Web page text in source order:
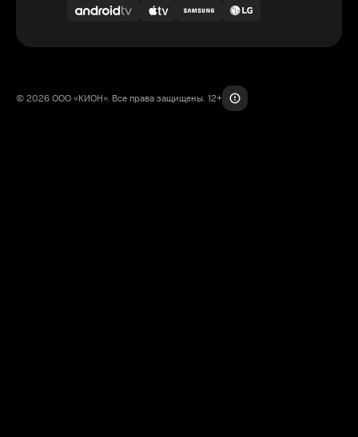
© 2026 ООО «КИОН». Все права защищены. 12+